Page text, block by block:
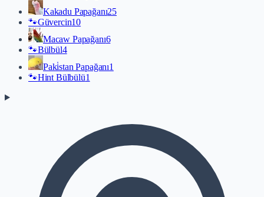
Kakadu Papağanı25
🐾Güvercin10
Macaw Papağanı6
🐾Bülbül4
Paki̇stan Papağanı1
🐾Hint Bülbülü1